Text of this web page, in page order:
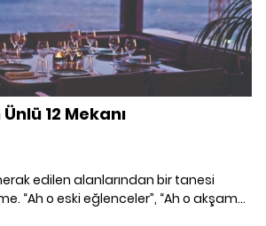
12 Mekanı
edilen alanlarından bir tanesi
“Ah o eski eğlenceler”, “Ah o akşam